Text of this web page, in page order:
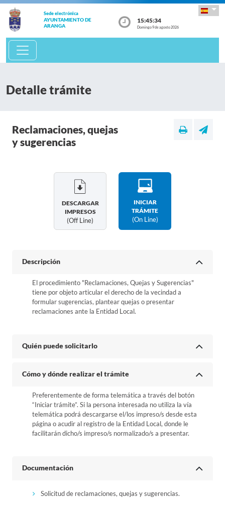
Sede electrónica
AYUNTAMIENTO DE
ARANGA
15:45:34
Domingo 9 de agosto 2026
Detalle trámite
Reclamaciones, quejas
y sugerencias
DESCARGAR
IMPRESOS
(off Line)
INICIAR
TRÁMITE
(on Line)
Descripción
El procedimiento "Reclamaciones, Quejas y Sugerencias"
tiene por objeto articular el derecho de la vecindad a
formular sugerencias, plantear quejas o presentar
reclamaciones ante la Entidad Local.
Quién puede solicitarlo
Cómo y dónde realizar el trámite
Preferentemente de forma telemática a través del botón
“Iniciar trámite”. Si la persona interesada no utiliza la vía
telemática podrá descargarse el/los impreso/s desde esta
página o acudir al registro de la Entidad Local, donde le
facilitarán dicho/s impreso/s normalizado/s a presentar.
Documentación
Solicitud de reclamaciones, quejas y sugerencias.